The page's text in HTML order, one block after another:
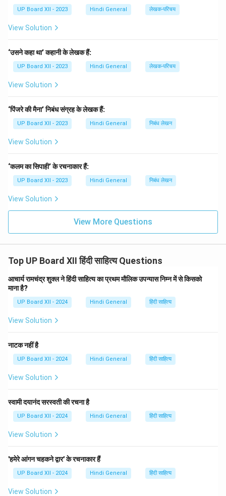
UP Board XII - 2023 Hindi General लेखक-परिचय
View Solution
‘उसने कहा था’ कहानी के लेखक हैं:
UP Board XII - 2023 Hindi General लेखक-परिचय
View Solution
‘पिंजरे की मैना’ निबंध संग्रह के लेखक हैं:
UP Board XII - 2023 Hindi General निबंध लेखन
View Solution
‘कलम का सिपाही’ के रचनाकार हैं:
UP Board XII - 2023 Hindi General निबंध लेखन
View Solution
View More Questions
Top UP Board XII हिंदी साहित्य Questions
आचार्य रामचंद्र शुक्ल ने हिंदी साहित्य का प्रथम मौलिक उपन्यास निम्न में से किसको
माना है?
UP Board XII - 2024 Hindi General हिंदी साहित्य
View Solution
नाटक नहीं है
UP Board XII - 2024 Hindi General हिंदी साहित्य
View Solution
स्वामी दयानंद सरस्वती की रचना है
UP Board XII - 2024 Hindi General हिंदी साहित्य
View Solution
'हमेरे आंगन चहकने द्वार' के रचनाकार हैं
UP Board XII - 2024 Hindi General हिंदी साहित्य
View Solution